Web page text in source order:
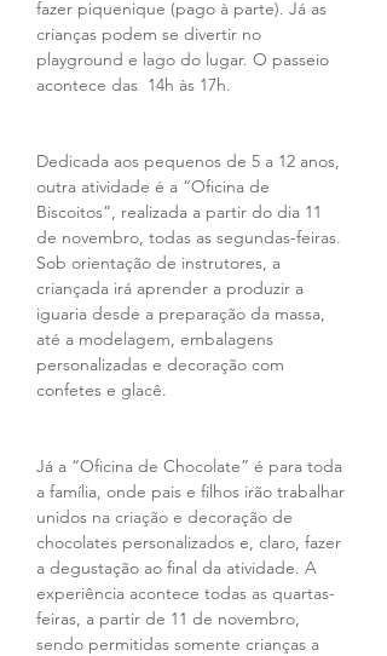
fazer piquenique (pago à parte). Já as
crianças podem se divertir no
playground e lago do lugar. O passeio
acontece das  14h às 17h.
Dedicada aos pequenos de 5 a 12 anos,
outra atividade é a “Oficina de
Biscoitos”, realizada a partir do dia 11
de novembro, todas as segundas-feiras.
Sob orientação de instrutores, a
criançada irá aprender a produzir a
iguaria desde a preparação da massa,
até a modelagem, embalagens
personalizadas e decoração com
confetes e glacê.
Já a “Oficina de Chocolate” é para toda
a família, onde pais e filhos irão trabalhar
unidos na criação e decoração de
chocolates personalizados e, claro, fazer
a degustação ao final da atividade. A
experiência acontece todas as quartas-
feiras, a partir de 11 de novembro,
sendo permitidas somente crianças a